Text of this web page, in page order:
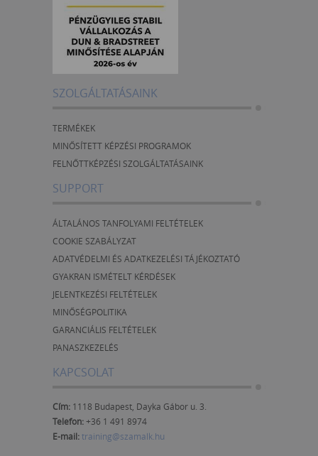
SZOLGÁLTATÁSAINK
TERMÉKEK
MINŐSÍTETT KÉPZÉSI PROGRAMOK
FELNŐTTKÉPZÉSI SZOLGÁLTATÁSAINK
SUPPORT
ÁLTALÁNOS TANFOLYAMI FELTÉTELEK
COOKIE SZABÁLYZAT
ADATVÉDELMI ÉS ADATKEZELÉSI TÁJÉKOZTATÓ
GYAKRAN ISMÉTELT KÉRDÉSEK
JELENTKEZÉSI FELTÉTELEK
MINŐSÉGPOLITIKA
GARANCIÁLIS FELTÉTELEK
PANASZKEZELÉS
KAPCSOLAT
Cím: 1118 Budapest, Dayka Gábor u. 3.
Telefon:+36 1 491 8974
E-mail:training@szamalk.hu